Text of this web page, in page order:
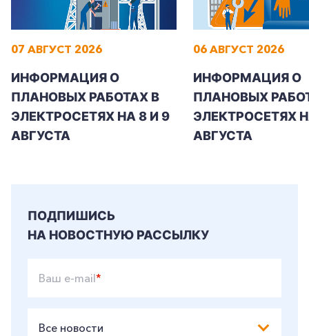
07 АВГУСТ 2026
ИНФОРМАЦИЯ О
ПЛАНОВЫХ РАБОТАХ В
ЭЛЕКТРОСЕТЯХ НА 8 И 9
АВГУСТА
06 АВГУСТ 2026
ИНФОРМАЦИЯ О
ПЛАНОВЫХ
ЭЛЕКТРОСЕТЯХ
АВГУСТА
ПОДПИШИСЬ
НА НОВОСТНУЮ РАССЫЛКУ
Ваш e-mail*
Все новости